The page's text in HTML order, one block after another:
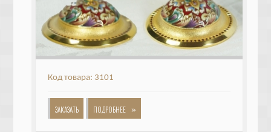
Код товара: 3101
ЗАКАЗАТЬ ПОДРОБНЕЕ »